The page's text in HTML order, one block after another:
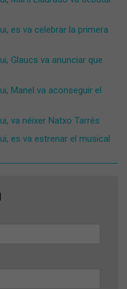
es va celebrar la primera
Glaucs va anunciar que
Manel va aconseguir el
va néixer Natxo Tarrés
es va estrenar el musical